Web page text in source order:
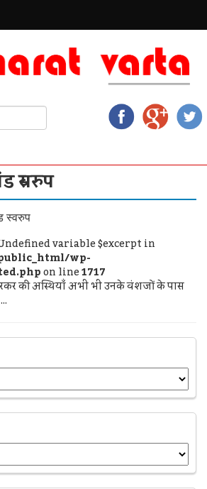
स्वरुप
स्वरुप
variable $excerpt in
wp-
on line1717
की अस्थियाँ अभी भी उनके वंशजों के पास